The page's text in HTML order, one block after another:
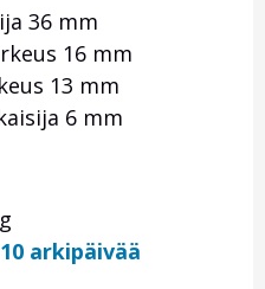
36 mm
16 mm
13 mm
6 mm
arkipäivää